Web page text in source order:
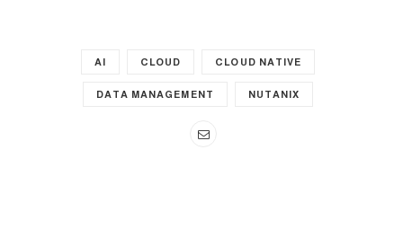
AI CLOUD CLOUD NATIVE
DATA MANAGEMENT NUTANIX